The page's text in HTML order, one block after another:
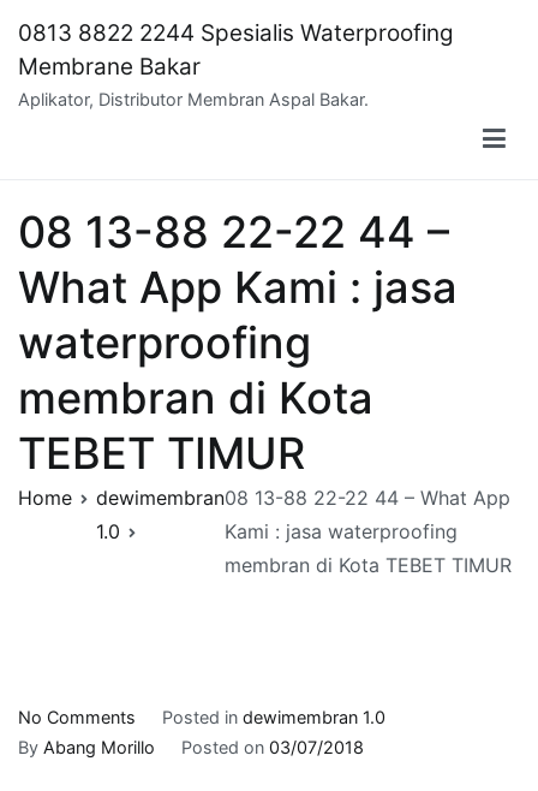
content
0813 8822 2244 Spesialis Waterproofing
Membrane Bakar
Aplikator, Distributor Membran Aspal Bakar.
08 13-88 22-22 44 –
What App Kami : jasa
waterproofing
membran di Kota
TEBET TIMUR
Home
dewimembran
1.0
08 13-88 22-22 44 – What App
Kami : jasa waterproofing
membran di Kota TEBET TIMUR
No Comments
08
Posted in dewimembran 1.0
By Abang Morillo Posted on 03/07/2018